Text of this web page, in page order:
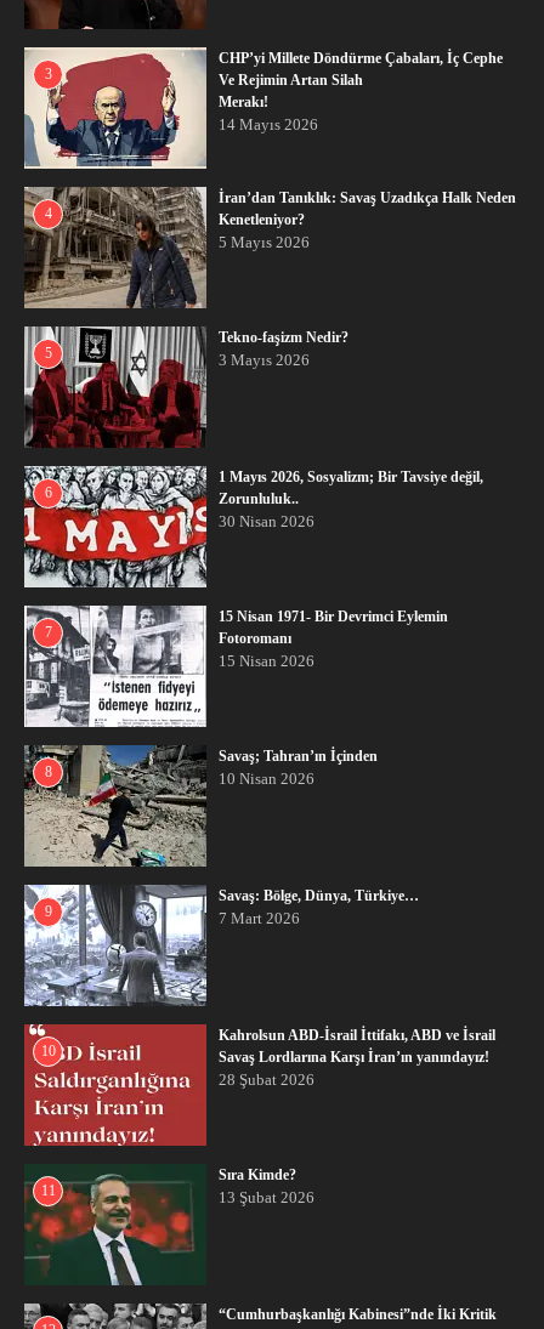
3
CHP’yi Millete Döndürme Çabaları, İç Cephe
Ve Rejimin Artan Silah
Merakı!
14 Mayıs 2026
4
İran’dan Tanıklık: Savaş Uzadıkça Halk Neden
Kenetleniyor?
5 Mayıs 2026
5
Tekno-faşizm Nedir?
3 Mayıs 2026
6
1 Mayıs 2026, Sosyalizm; Bir Tavsiye değil,
Zorunluluk..
30 Nisan 2026
7
15 Nisan 1971- Bir Devrimci Eylemin
Fotoromanı
15 Nisan 2026
8
Savaş; Tahran’ın İçinden
10 Nisan 2026
9
Savaş: Bölge, Dünya, Türkiye…
7 Mart 2026
10
Kahrolsun ABD-İsrail İttifakı, ABD ve İsrail
Savaş Lordlarına Karşı İran’ın yanındayız!
28 Şubat 2026
11
Sıra Kimde?
13 Şubat 2026
“Cumhurbaşkanlığı Kabinesi”nde İki Kritik